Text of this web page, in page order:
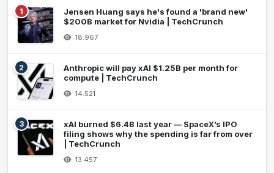
1
Jensen Huang says he's found a 'brand new'
$200B market for Nvidia | TechCrunch
18.967
2
Anthropic will pay xAI $1.25B per month for
compute | TechCrunch
14.521
3
xAI burned $6.4B last year — SpaceX’s IPO
filing shows why the spending is far from over
| TechCrunch
13.457